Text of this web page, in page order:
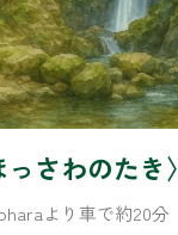
さわのたき〉
より車で約20分